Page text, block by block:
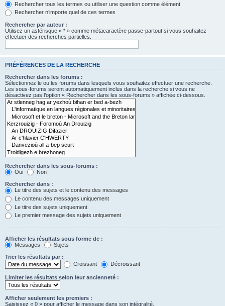
Rechercher tous les termes ou utiliser une question comme élément
Rechercher n’importe quel de ces termes
Rechercher par auteur :
Utilisez un astérisque « * » comme métacaractère passe-partout si vous souhaitez
effectuer des recherches partielles.
PRÉFÉRENCES DE LA RECHERCHE
Rechercher dans les forums :
Sélectionnez le ou les forums dans lesquels vous souhaitez effectuer une recherche.
Les sous-forums seront automatiquement inclus dans la recherche si vous ne
désactivez pas l’option « Rechercher dans les sous-forums » affichée ci-dessous.
Rechercher dans les sous-forums :
Oui
Non
Rechercher dans :
Le titre des sujets et le contenu des messages
Le contenu des messages uniquement
Le titre des sujets uniquement
Le premier message des sujets uniquement
Afficher les résultats sous forme de :
Messages
Sujets
Trier les résultats par :
Croissant
Décroissant
Limiter les résultats selon leur ancienneté :
Afficher seulement les premiers :
Saisissez « 0 » pour afficher le message dans son intégralité.